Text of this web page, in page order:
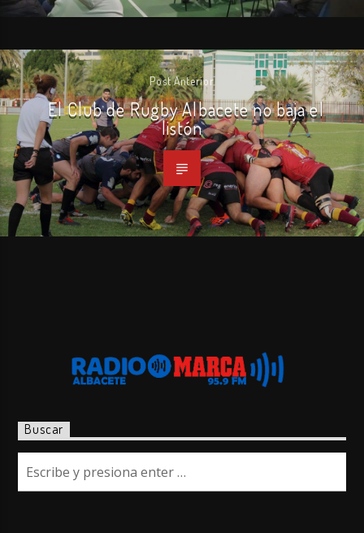
Post Anterior
El Club de Rugby Albacete no baja el
listón
Buscar